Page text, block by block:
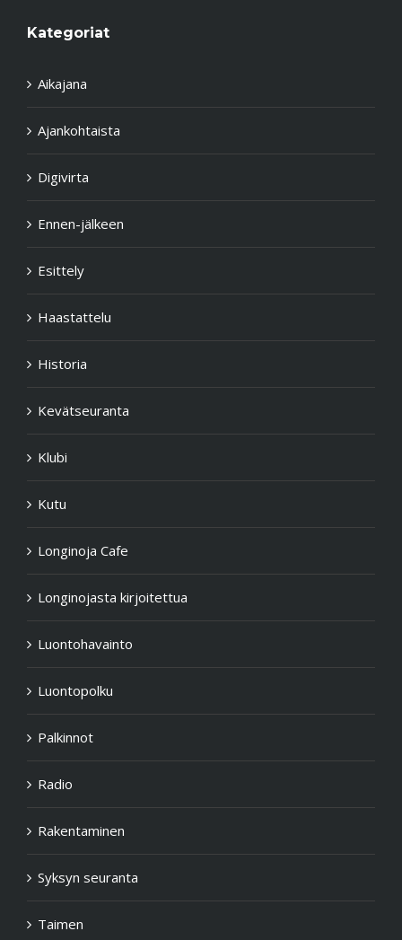
Kategoriat
Aikajana
Ajankohtaista
Digivirta
Ennen-jälkeen
Esittely
Haastattelu
Historia
Kevätseuranta
Klubi
Kutu
Longinoja Cafe
Longinojasta kirjoitettua
Luontohavainto
Luontopolku
Palkinnot
Radio
Rakentaminen
Syksyn seuranta
Taimen